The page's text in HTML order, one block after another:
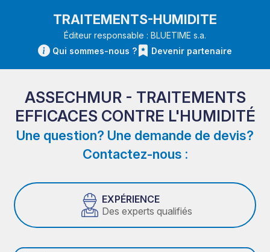
TRAITEMENTS-HUMIDITE
Éditeur responsable : BLUETIME s.a.
Qui sommes-nous ?
Devenir partenaire
ASSECHMUR - TRAITEMENTS
EFFICACES CONTRE L'HUMIDITÉ
Une question? Une demande de devis?
Contactez-nous :
EXPÉRIENCE
Des experts qualifiés